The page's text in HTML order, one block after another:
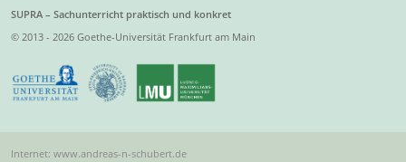
SUPRA – Sachunterricht praktisch und konkret
© 2013 - 2026 Goethe-Universität Frankfurt am Main
Internet: www.andreas-n-schubert.de